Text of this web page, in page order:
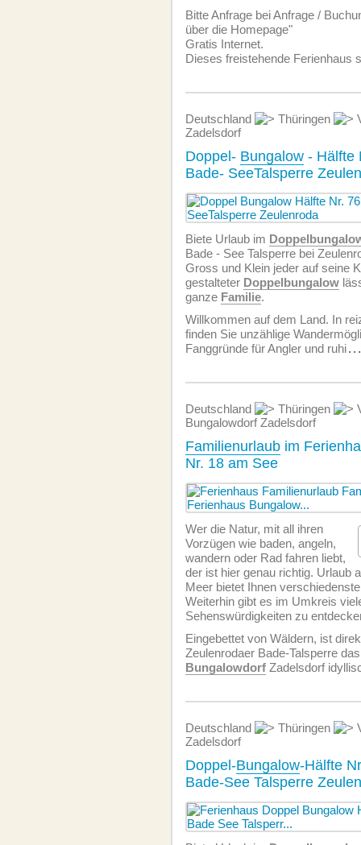
Bitte Anfrage bei Anfrage /
über die Homepage"
Gratis Internet.
Dieses freistehende Ferienhaus
Deutschland Thüringen
Zadelsdorf
Doppel- Bungalow - Hälfte
Bade- SeeTalsperre
Biete Urlaub im
Bade - See Talsperre bei
Gross und Klein jeder auf seine
gestalteter Doppelbungalow
ganze Familie.
Willkommen auf dem Land. In
finden Sie unzählige
Fanggründe für Angler und ruhi
Deutschland Thüringen
Bungalowdorf Zadelsdorf
Familienurlaub im
Nr. 18 am See
Wer die Natur, mit all ihren
Vorzügen wie baden, angeln,
wandern oder Rad fahren liebt,
der ist hier genau richtig. Urlaub
Meer bietet Ihnen
Weiterhin gibt es im Umkreis
Sehenswürdigkeiten zu
Eingebettet von Wäldern, ist
Zeulenrodaer Bade-Talsperre
Bungalowdorf Zadelsdorf
Deutschland Thüringen
Zadelsdorf
Doppel-Bungalow-Hälfte
Bade-See Talsperre